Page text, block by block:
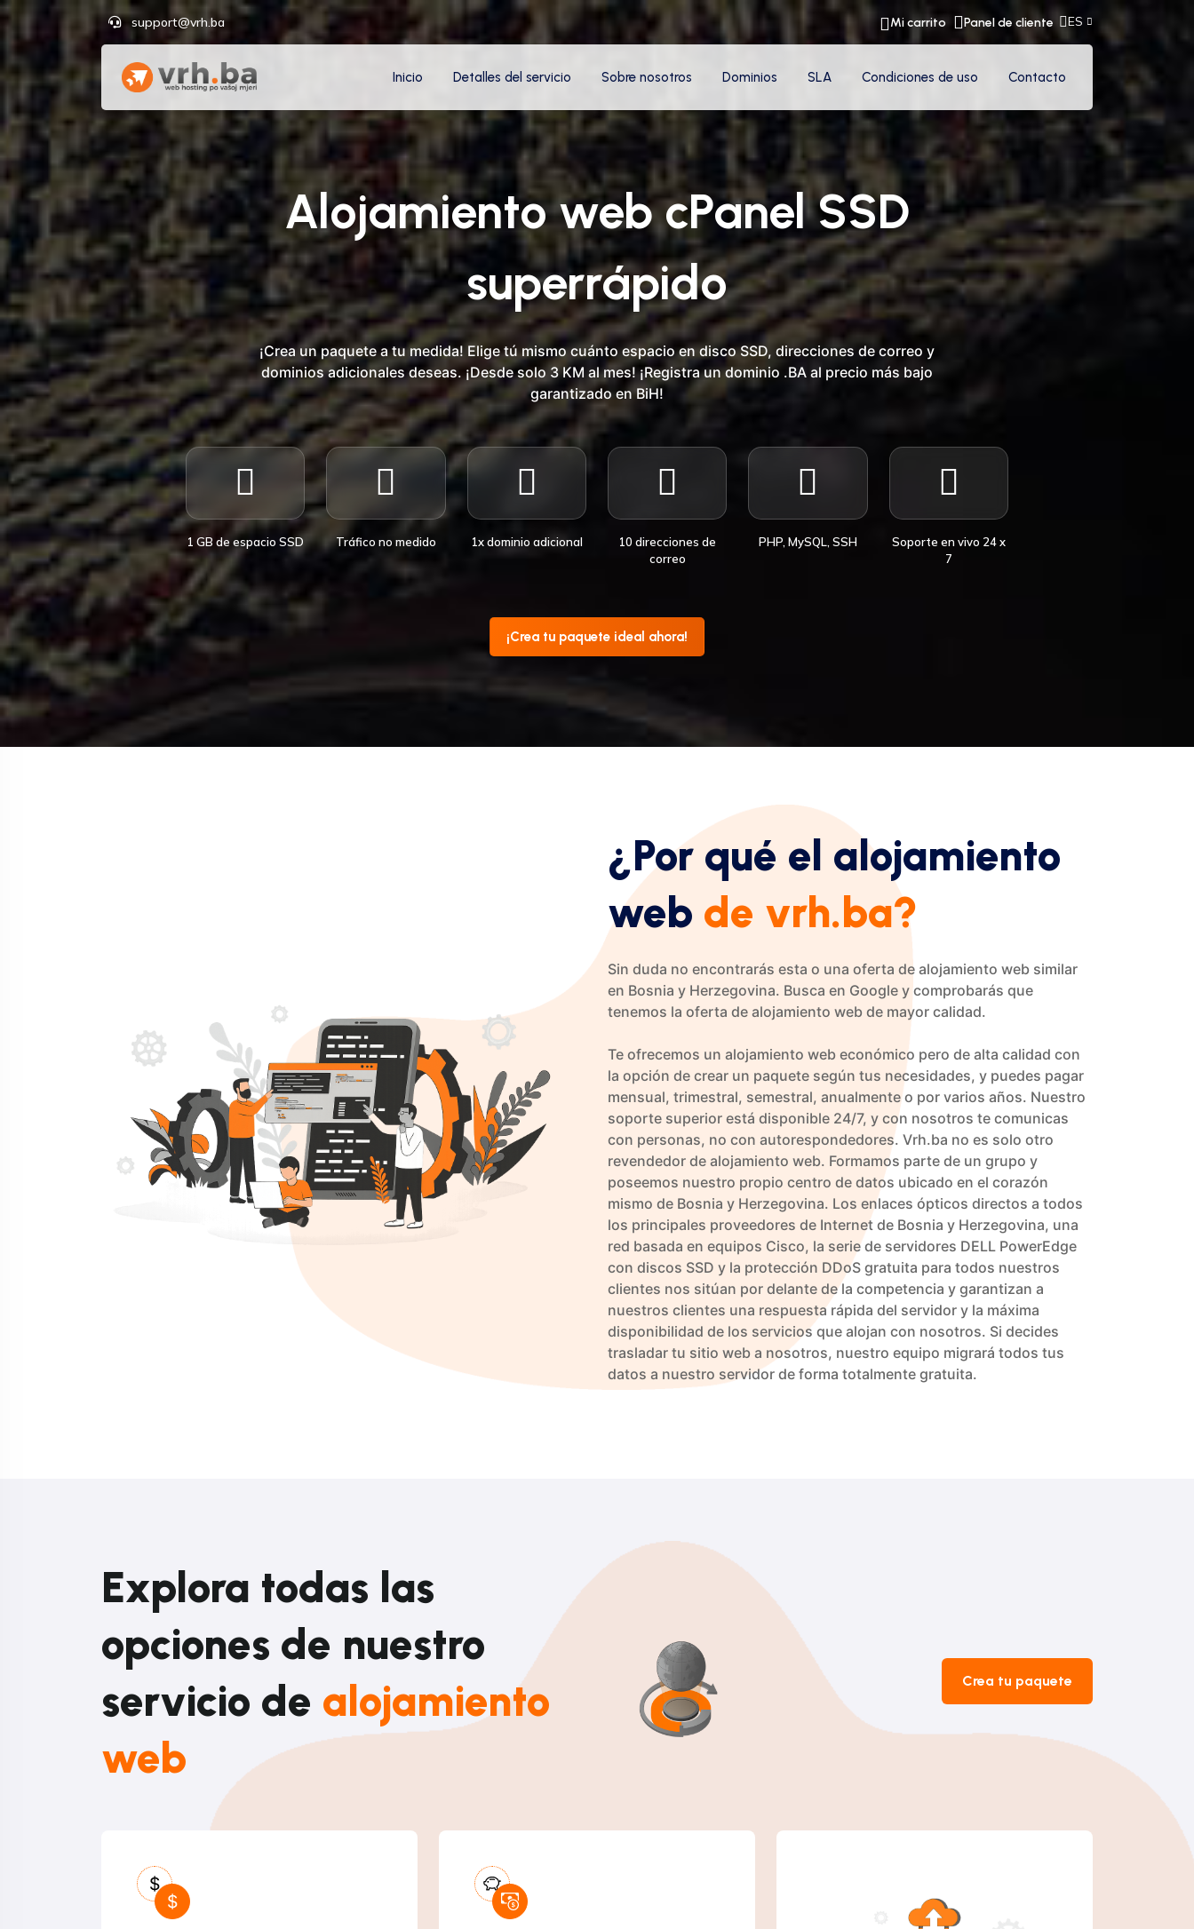
support@vrh.ba Mi carrito Panel de cliente ES
Inicio Detalles del servicio Sobre nosotros Dominios SLA Condiciones de uso Contacto
Alojamiento web cPanel SSD
superrápido
¡Crea un paquete a tu medida! Elige tú mismo cuánto espacio en disco SSD, direcciones de correo y
dominios adicionales deseas. ¡Desde solo 3 KM al mes! ¡Registra un dominio .BA al precio más bajo
garantizado en BiH!
1 GB de espacio SSD Tráfico no medido 1x dominio adicional
10 direcciones de
correo
PHP, MySQL, SSH
Soporte en vivo 24 x
7
¡Crea tu paquete ideal ahora!
¿Por qué el alojamiento
web de vrh.ba?
Sin duda no encontrarás esta o una oferta de alojamiento web similar
en Bosnia y Herzegovina. Busca en Google y comprobarás que
tenemos la oferta de alojamiento web de mayor calidad.
Te ofrecemos un alojamiento web económico pero de alta calidad con
la opción de crear un paquete según tus necesidades, y puedes pagar
mensual, trimestral, semestral, anualmente o por varios años. Nuestro
soporte superior está disponible 24/7, y con nosotros te comunicas
con personas, no con autorespondedores. Vrh.ba no es solo otro
revendedor de alojamiento web. Formamos parte de un grupo y
poseemos nuestro propio centro de datos ubicado en el corazón
mismo de Bosnia y Herzegovina. Los enlaces ópticos directos a todos
los principales proveedores de Internet de Bosnia y Herzegovina, una
red basada en equipos Cisco, la serie de servidores DELL PowerEdge
con discos SSD y la protección DDoS gratuita para todos nuestros
clientes nos sitúan por delante de la competencia y garantizan a
nuestros clientes una respuesta rápida del servidor y la máxima
disponibilidad de los servicios que alojan con nosotros. Si decides
trasladar tu sitio web a nosotros, nuestro equipo migrará todos tus
datos a nuestro servidor de forma totalmente gratuita.
Explora todas las
opciones de nuestro
servicio de alojamiento
web
Crea tu paquete